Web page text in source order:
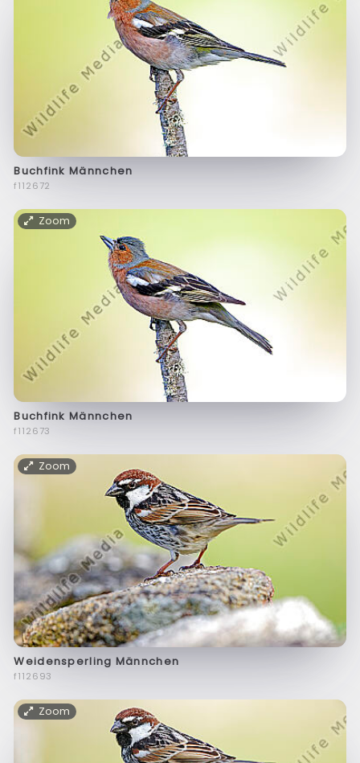
Buchfink Männchen
f112672
Zoom
Buchfink Männchen
f112673
Zoom
Weidensperling Männchen
f112693
Zoom